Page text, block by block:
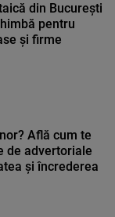
din București
pentru
și firme
Află cum te
de advertoriale
și încrederea